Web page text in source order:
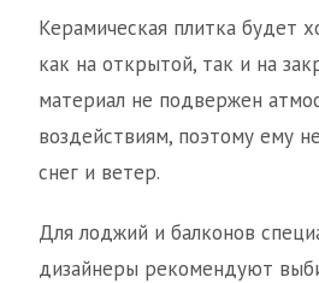
Керамическая плитка будет
как на открытой, так и на
материал не подвержен
воздействиям, поэтому ему
снег и ветер.
Для лоджий и балконов
дизайнеры рекомендуют